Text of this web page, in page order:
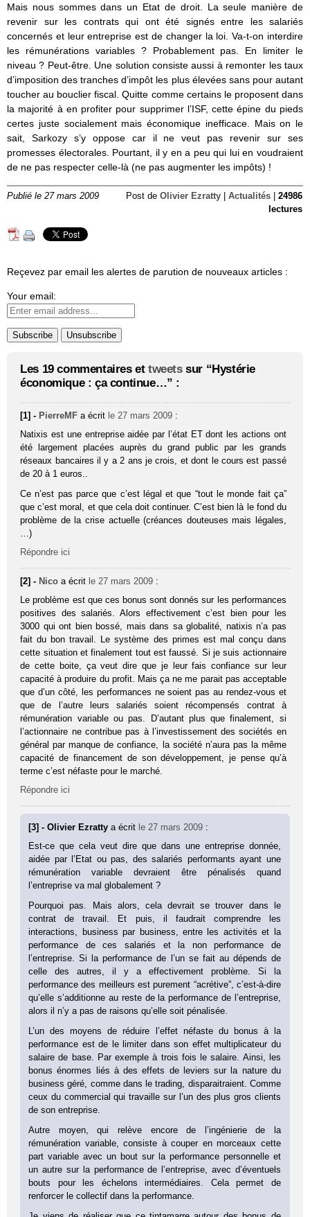
Mais nous sommes dans un Etat de droit. La seule manière de
revenir sur les contrats qui ont été signés entre les salariés
concernés et leur entreprise est de changer la loi. Va-t-on interdire
les rémunérations variables ? Probablement pas. En limiter le
niveau ? Peut-être. Une solution consiste aussi à remonter les taux
d’imposition des tranches d’impôt les plus élevées sans pour autant
toucher au bouclier fiscal. Quitte comme certains le proposent dans
la majorité à en profiter pour supprimer l’ISF, cette épine du pieds
certes juste socialement mais économique inefficace. Mais on le
sait, Sarkozy s’y oppose car il ne veut pas revenir sur ses
promesses électorales. Pourtant, il y en a peu qui lui en voudraient
de ne pas respecter celle-là (ne pas augmenter les impôts) !
Publié le 27 mars 2009 Post de Olivier Ezratty Actualités
24986
lectures
Reçevez par email les alertes de parution de nouveaux articles :
Your email:
Les 19 commentaires et tweetssur “Hystérie
économique : ça continue…” :
[1] - PierreMF a écrit le 27 mars 2009 :
Natixis est une entreprise aidée par l’état ET dont les actions ont
été largement placées auprès du grand public par les grands
réseaux bancaires il y a 2 ans je crois, et dont le cours est passé
de 20 à 1 euros..
Ce n’est pas parce que c’est légal et que “tout le monde fait ça”
que c’est moral, et que cela doit continuer. C’est bien là le fond du
problème de la crise actuelle (créances douteuses mais légales,
…)
Répondre ici
[2] - Nico a écrit le 27 mars 2009 :
Le problème est que ces bonus sont donnés sur les performances
positives des salariés. Alors effectivement c’est bien pour les
3000 qui ont bien bossé, mais dans sa globalité, natixis n’a pas
fait du bon travail. Le système des primes est mal conçu dans
cette situation et finalement tout est faussé. Si je suis actionnaire
de cette boite, ça veut dire que je leur fais confiance sur leur
capacité à produire du profit. Mais ça ne me parait pas acceptable
que d’un côté, les performances ne soient pas au rendez-vous et
que de l’autre leurs salariés soient récompensés contrat à
rémunération variable ou pas. D’autant plus que finalement, si
l’actionnaire ne contribue pas à l’investissement des sociétés en
général par manque de confiance, la société n’aura pas la même
capacité de financement de son développement, je pense qu’à
terme c’est néfaste pour le marché.
Répondre ici
[3] - Olivier Ezrattya écrit le 27 mars 2009 :
Est-ce que cela veut dire que dans une entreprise donnée,
aidée par l’Etat ou pas, des salariés performants ayant une
rémunération variable devraient être pénalisés quand
l’entreprise va mal globalement ?
Pourquoi pas. Mais alors, cela devrait se trouver dans le
contrat de travail. Et puis, il faudrait comprendre les
interactions, business par business, entre les activités et la
performance de ces salariés et la non performance de
l’entreprise. Si la performance de l’un se fait au dépends de
celle des autres, il y a effectivement problème. Si la
performance des meilleurs est purement “acrétive”, c’est-à-dire
qu’elle s’additionne au reste de la performance de l’entreprise,
alors il n’y a pas de raisons qu’elle soit pénalisée.
L’un des moyens de réduire l’effet néfaste du bonus à la
performance est de le limiter dans son effet multiplicateur du
salaire de base. Par exemple à trois fois le salaire. Ainsi, les
bonus énormes liés à des effets de leviers sur la nature du
business géré, comme dans le trading, disparaitraient. Comme
ceux du commercial qui travaille sur l’un des plus gros clients
de son entreprise.
Autre moyen, qui relève encore de l’ingénierie de la
rémunération variable, consiste à couper en morceaux cette
part variable avec un bout sur la performance personnelle et
un autre sur la performance de l’entreprise, avec d’éventuels
bouts pour les échelons intermédiaires. Cela permet de
renforcer le collectif dans la performance.